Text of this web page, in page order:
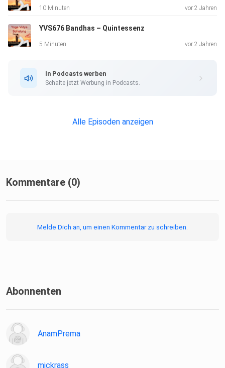
10 Minuten vor 2 Jahren
YVS676 Bandhas – Quintessenz
5 Minuten vor 2 Jahren
In Podcasts werben
Schalte jetzt Werbung in Podcasts.
Alle Episoden anzeigen
Kommentare (0)
Melde Dich an, um einen Kommentar zu schreiben.
Abonnenten
AnamPrema
mickrass